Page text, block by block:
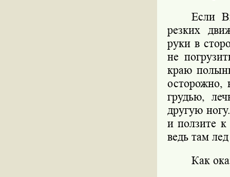
Если
резких
руки в
не
краю
осторожно,
грудью,
другую
и ползите к
ведь там
Как